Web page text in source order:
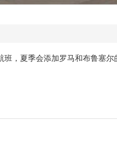
，夏季会添加罗马和布鲁塞尔